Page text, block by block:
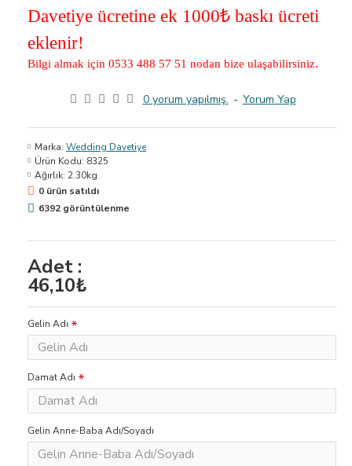
Davetiye ücretine ek 1000₺ baskı ücreti
eklenir!
Bilgi almak için 0533 488 57 51 nodan bize ulaşabilirsiniz.
0 yorum yapılmış. - Yorum Yap
Adet :
46,10₺
Marka: Wedding Davetiye
Ürün Kodu: 8325
Ağırlık: 2.30kg
0 ürün satıldı
6392 görüntülenme
Gelin Adı
Damat Adı
Gelin Anne-Baba Adı/Soyadı